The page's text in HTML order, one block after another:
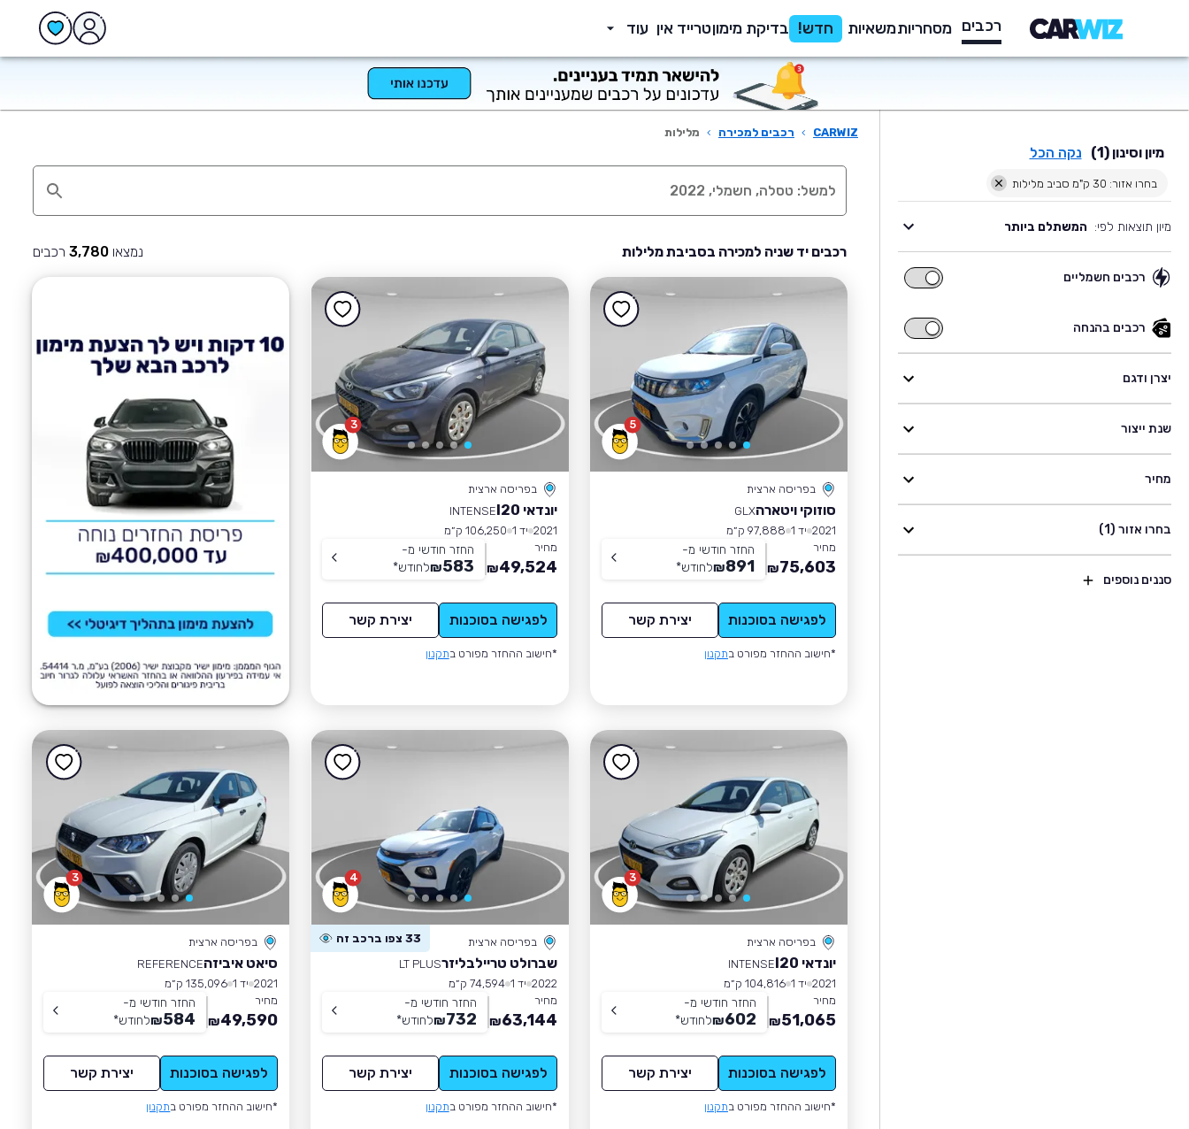
רכבים מסחריותמשאיות חדש! בדיקת מימוןטרייד אין עוד
מיון וסינון (1) נקה הכל
בחרו אזור: 30 ק"מ סביב מלילות
מיון תוצאות לפי: המשתלם ביותר
רכבים חשמליים
רכבים
רכבים בהנחה
רכבים
בהנחה
יצרן ודגם
שנת ייצור
מחיר
בחרו אזור (1)
סננים נוספים
CARWIZ
› רכבים למכירה › מלילות
רכבים יד שניה למכירה בסביבת מלילות נמצאו 3,780 רכבים
5
בפריסה ארצית
סוזוקי ויטארהGLX
2021 יד 1
97,888 ק״מ
מחיר
75,603
₪
החזר חודשי מ-
891
₪לחודש*
לפגישה בסוכנות יצירת קשר
*חישוב ההחזר מפורט בתקנון
3
בפריסה ארצית
יונדאי I20
INTENSE
2021 יד 1
106,250 ק״מ
מחיר
49,524
₪
החזר חודשי מ-
583
₪לחודש*
לפגישה בסוכנות יצירת קשר
*חישוב ההחזר מפורט בתקנון
3
בפריסה ארצית
יונדאי I20
INTENSE
2021 יד 1
104,816 ק״מ
מחיר
51,065
₪
החזר חודשי מ-
602
₪לחודש*
לפגישה בסוכנות יצירת קשר
*חישוב ההחזר מפורט בתקנון
4
בפריסה ארצית 33 צפו ברכב זה
שברולט טריילבליזרLT PLUS
2022 יד 1
74,594 ק״מ
מחיר
63,144
₪
החזר חודשי מ-
732
₪לחודש*
לפגישה בסוכנות יצירת קשר
*חישוב ההחזר מפורט בתקנון
3
בפריסה ארצית
סיאט איביזהREFERENCE
2021 יד 1
135,096 ק״מ
מחיר
49,590
₪
החזר חודשי מ-
584
₪לחודש*
לפגישה בסוכנות יצירת קשר
*חישוב ההחזר מפורט בתקנון